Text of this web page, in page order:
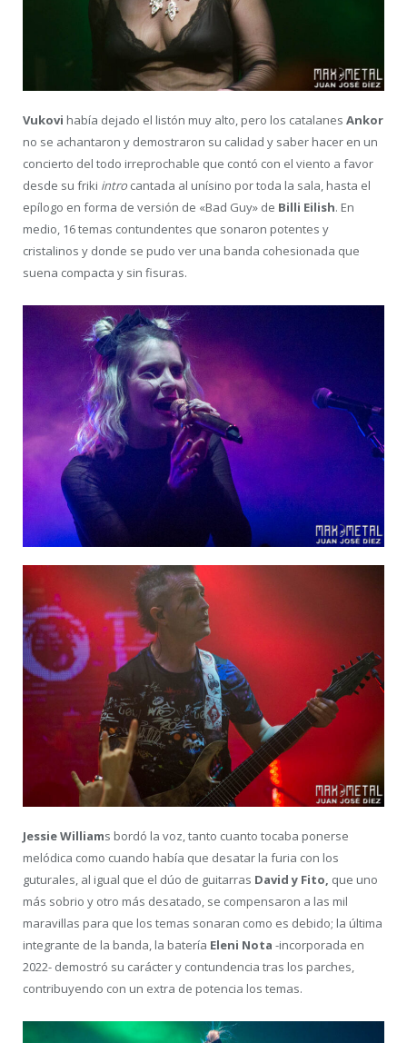
Vukovi había dejado el listón muy alto, pero los catalanes Ankor
no se achantaron y demostraron su calidad y saber hacer en un
concierto del todo irreprochable que contó con el viento a favor
desde su friki intro cantada al unísino por toda la sala, hasta el
epílogo en forma de versión de «Bad Guy» de Billi Eilish. En
medio, 16 temas contundentes que sonaron potentes y
cristalinos y donde se pudo ver una banda cohesionada que
suena compacta y sin fisuras.
Jessie Williams bordó la voz, tanto cuanto tocaba ponerse
melódica como cuando había que desatar la furia con los
guturales, al igual que el dúo de guitarras David y Fito, que uno
más sobrio y otro más desatado, se compensaron a las mil
maravillas para que los temas sonaran como es debido; la última
integrante de la banda, la batería Eleni Nota -incorporada en
2022- demostró su carácter y contundencia tras los parches,
contribuyendo con un extra de potencia los temas.